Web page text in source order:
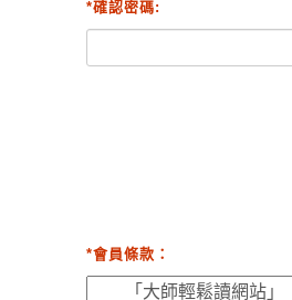
*確認密碼:
*會員條款：